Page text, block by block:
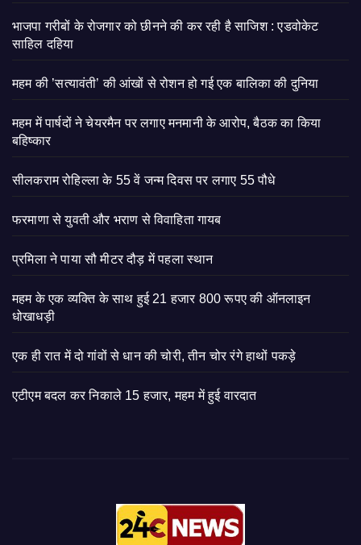
भाजपा गरीबों के रोजगार को छीनने की कर रही है साजिश : एडवोकेट
साहिल दहिया
महम की ’सत्यावंती’ की आंखों से रोशन हो गई एक बालिका की दुनिया
महम में पार्षदों ने चेयरमैन पर लगाए मनमानी के आरोप, बैठक का किया
बहिष्कार
सीलकराम रोहिल्ला के 55 वें जन्म दिवस पर लगाए 55 पौधे
फरमाणा से युवती और भराण से विवाहिता गायब
प्रमिला ने पाया सौ मीटर दौड़ में पहला स्थान
महम के एक व्यक्ति के साथ हुई 21 हजार 800 रूपए की ऑनलाइन
धोखाधड़ी
एक ही रात में दो गांवों से धान की चोरी, तीन चोर रंगे हाथों पकड़े
एटीएम बदल कर निकाले 15 हजार, महम में हुई वारदात